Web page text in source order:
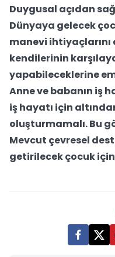
Duygusal açıdan
Dünyaya gelecek
manevi
kendilerinin
yapabileceklerine
Anne ve babanın iş
iş hayatı için
oluşturmamalı. Bu
Mevcut çevresel
getirilecek çocuk